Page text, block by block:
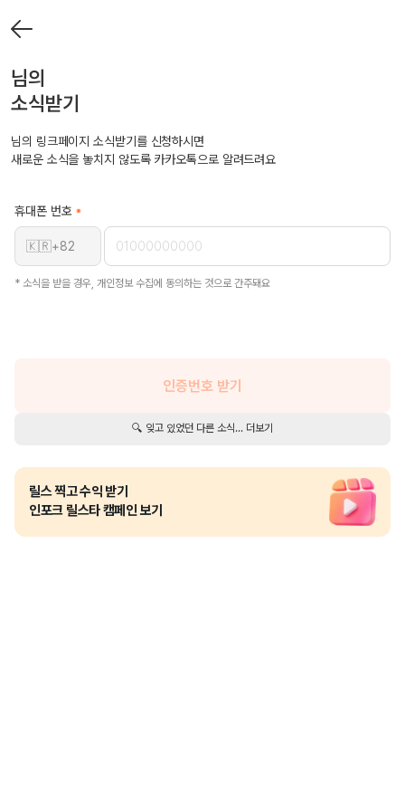
님의
소식받기
님의 링크페이지 소식받기를 신청하시면
새로운 소식을 놓치지 않도록 카카오톡으로 알려드려요
휴대폰 번호
🇰🇷+82
* 소식을 받을 경우, 개인정보 수집에 동의하는 것으로 간주돼요
인증번호 받기
🔍 잊고 있었던 다른 소식... 더보기
릴스 찍고 수익 받기
인포크 릴스타 캠페인 보기